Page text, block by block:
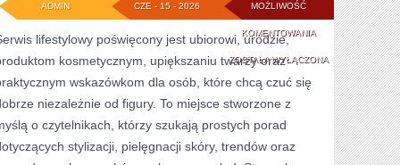
MOŻLIWOŚĆ
KOMENTOWANIALIFESTYLE
I
SAMOAKCEPTACJA
ZOSTAŁA WYŁĄCZONA
CZE - 15 - 2026
ADMIN
lifestylowy poświęcony jest ubiorowi, urodzie,
kosmetycznym, upiększaniu twarzy oraz
wskazówkom dla osób, które chcą czuć się
niezależnie od figury. To miejsce stworzone z
o czytelnikach, którzy szukają prostych porad
stylizacji, pielęgnacji skóry, trendów oraz